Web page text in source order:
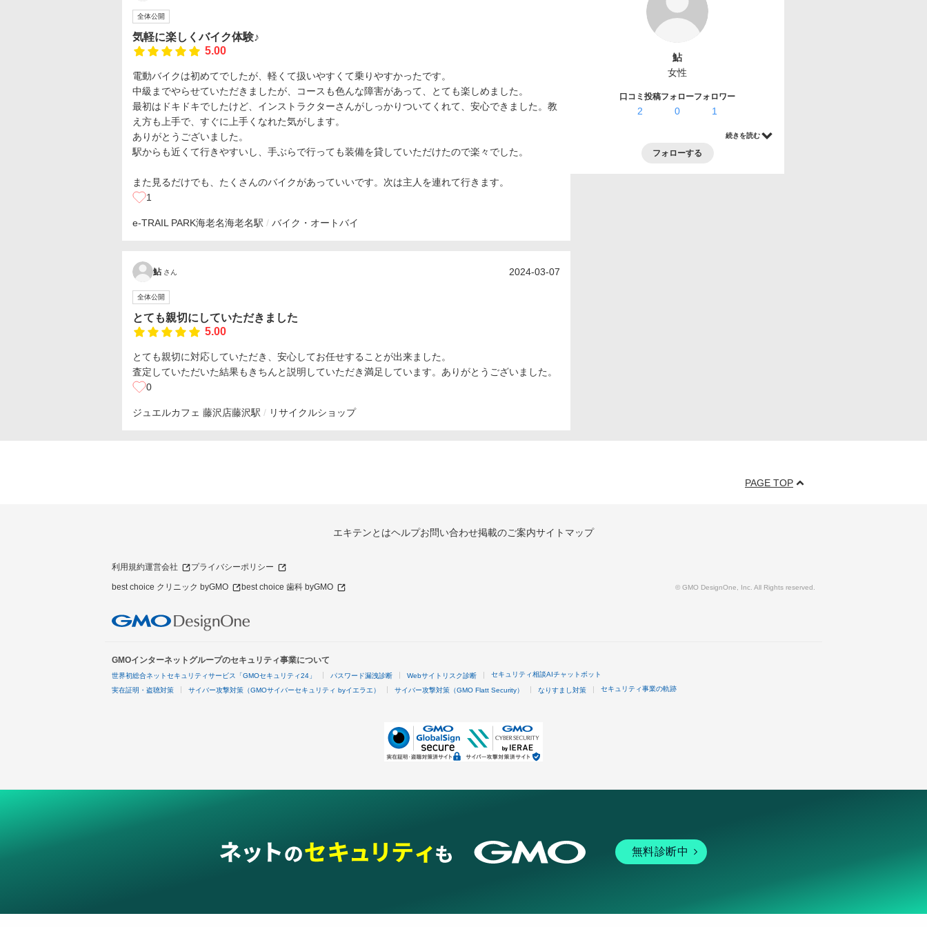
全体公開
気軽に楽しくバイク体験♪
5.00
電動バイクは初めてでしたが、軽くて扱いやすくて乗りやすかったです。
中級までやらせていただきましたが、コースも色んな障害があって、とても楽しめました。
最初はドキドキでしたけど、インストラクターさんがしっかりついてくれて、安心できました。教
え方も上手で、すぐに上手くなれた気がします。
ありがとうございました。
駅からも近くて行きやすいし、手ぶらで行っても装備を貸していただけたので楽々でした。
また見るだけでも、たくさんのバイクがあっていいです。次は主人を連れて行きます。
1
e-TRAIL PARK海老名海老名駅 バイク・オートバイ
鮎 さん 2024-03-07
全体公開
とても親切にしていただきました
5.00
とても親切に対応していただき、安心してお任せすることが出来ました。
査定していただいた結果もきちんと説明していただき満足しています。ありがとうございました。
0
ジュエルカフェ 藤沢店藤沢駅 リサイクルショップ
鮎
女性
口コミ投稿
2
フォロー
0
フォロワー
1
続きを読む
フォローする
PAGE TOP
エキテンとはヘルプお問い合わせ掲載のご案内サイトマップ
利用規約運営会社 プライバシーポリシー
best choice クリニック byGMO best choice 歯科 byGMO © GMO DesignOne, Inc. All Rights reserved.
GMOインターネットグループのセキュリティ事業について
世界初総合ネットセキュリティサービス「GMOセキュリティ24」 パスワード漏洩診断 Webサイトリスク診断 セキュリティ相談AIチャットボット
実在証明・盗聴対策 サイバー攻撃対策（GMOサイバーセキュリティ byイエラエ） サイバー攻撃対策（GMO Flatt Security） なりすまし対策 セキュリティ事業の軌跡
無料診断中